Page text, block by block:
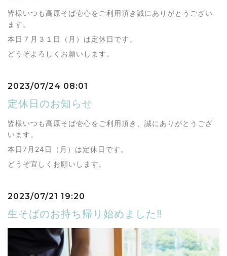
皆様いつも高原そば壱心をご利用頂き誠にありがとうござい
ます。
本日７月３１日（月）は定休日です。
どうぞよろしくお願いします。
2023/07/24 08:01
定休日のお知らせ
皆様いつも高原そば壱心をご利用頂き、誠にありがとうござ
います。
本日7月24日（月）は定休日です。
どうぞ宜しくお願いします。
2023/07/21 19:20
生そばのお持ち帰り始めました‼️